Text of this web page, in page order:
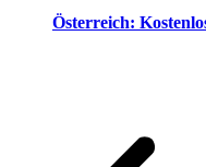
Österreich: